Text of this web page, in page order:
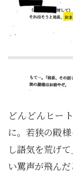
どんどんヒー
に。若狭の殿
し語気を荒げ
い罵声が飛んだ